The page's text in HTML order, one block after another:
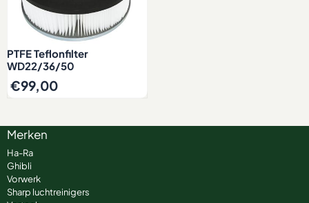
PTFE Teflonfilter
WD22/36/50
€99,00
Merken
Ha-Ra
Ghibli
Vorwerk
Sharp luchtreinigers